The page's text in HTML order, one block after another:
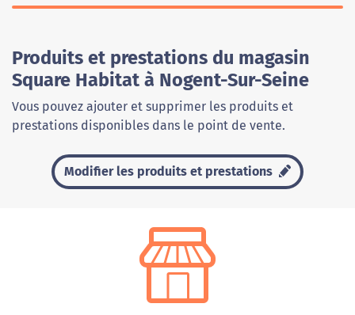
Produits et prestations du magasin
Square Habitat à Nogent-Sur-Seine
Vous pouvez ajouter et supprimer les produits et
prestations disponibles dans le point de vente.
Modifier les produits et prestations